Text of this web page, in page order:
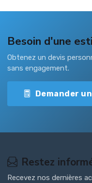
Besoin d'une
Obtenez un devis
sans engagement.
Demander
Restez
Recevez nos dernières